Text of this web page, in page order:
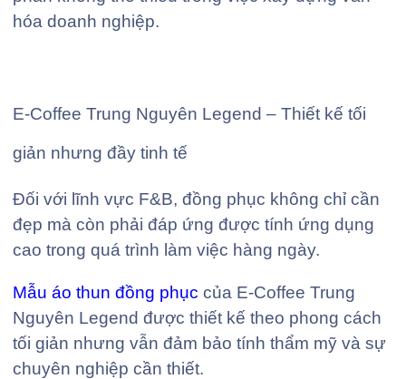
hóa doanh nghiệp.
E-Coffee Trung Nguyên Legend – Thiết kế tối
giản nhưng đầy tinh tế
Đối với lĩnh vực F&B, đồng phục không chỉ cần
đẹp mà còn phải đáp ứng được tính ứng dụng
cao trong quá trình làm việc hàng ngày.
Mẫu áo thun đồng phục của E-Coffee Trung
Nguyên Legend được thiết kế theo phong cách
tối giản nhưng vẫn đảm bảo tính thẩm mỹ và sự
chuyên nghiệp cần thiết.